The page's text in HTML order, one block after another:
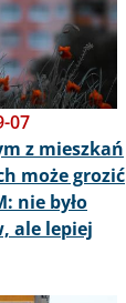
07
z mieszkań
może grozić
nie było
ale lepiej